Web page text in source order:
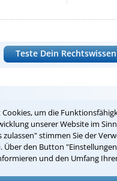
um die
unserer Website im
stimmen Sie der
Über den Button
und den Umfang
Teste Dein Rechtswissen
sich spezialisierte
Anwalt ist für Sie